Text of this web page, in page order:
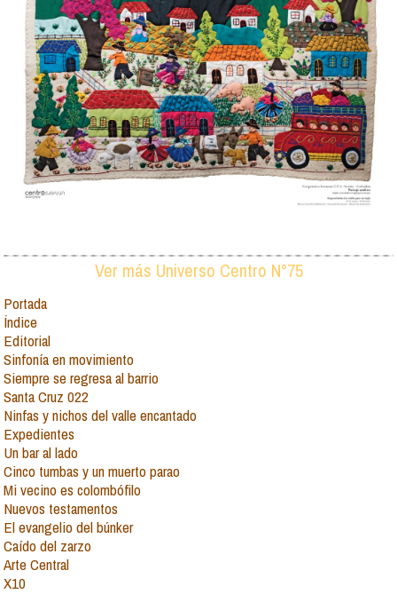
Ver más Universo Centro N°75
Portada
Índice
Editorial
Sinfonía en movimiento
Siempre se regresa al barrio
Santa Cruz 022
Ninfas y nichos del valle encantado
Expedientes
Un bar al lado
Cinco tumbas y un muerto parao
Mi vecino es colombófilo
Nuevos testamentos
El evangelio del búnker
Caído del zarzo
Arte Central
X10